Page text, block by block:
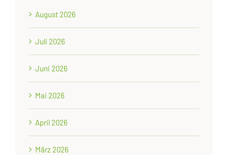
August 2026
Juli 2026
Juni 2026
Mai 2026
April 2026
März 2026